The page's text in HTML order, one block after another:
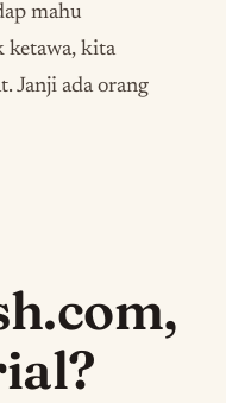
mahu
ketawa, kita
Janji ada orang